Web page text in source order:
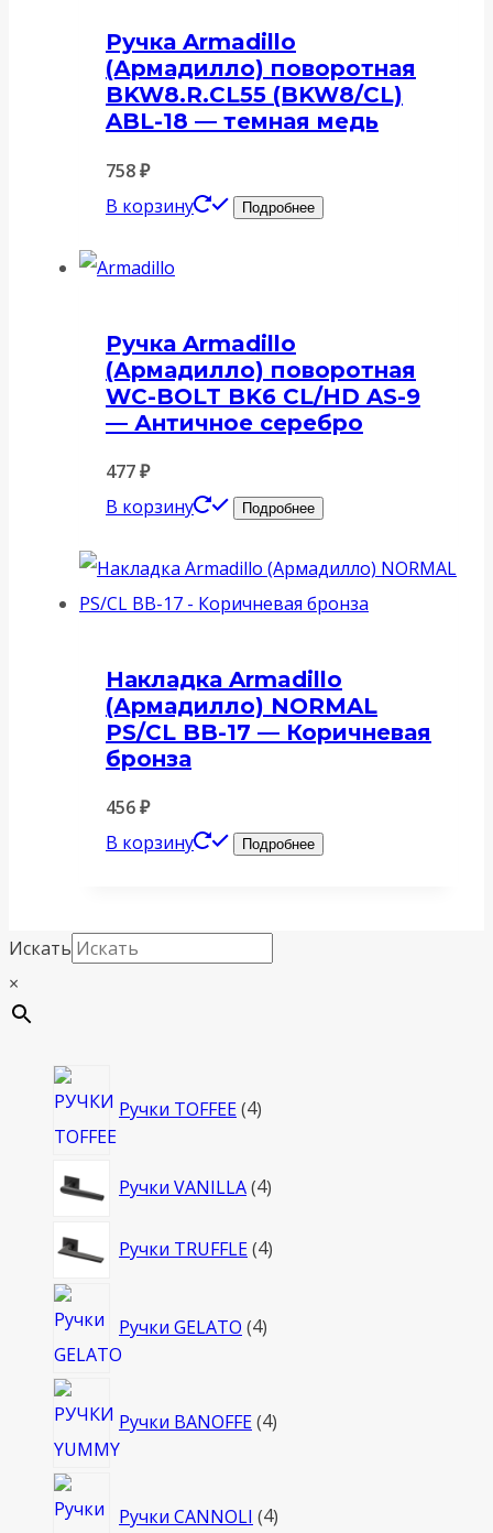
Ручка Armadillo
(Армадилло) поворотная
BKW8.R.CL55 (BKW8/CL)
ABL-18 — темная медь
758₽
В корзину
Подробнее
Ручка Armadillo
(Армадилло) поворотная
WC-BOLT BK6 CL/HD AS-9
— Античное серебро
477₽
В корзину
Подробнее
Накладка Armadillo
(Армадилло) NORMAL
PS/CL BB-17 — Коричневая
бронза
456₽
В корзину
Подробнее
Искать
×
Ручки TOFFEE 4товара
Ручки VANILLA 44
Ручки TRUFFLE 44
Ручки GELATO 4товара
Ручки BANOFFE 4товара
Ручки CANNOLI 4товара